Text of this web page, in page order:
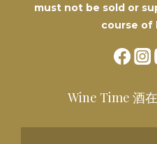
must not be sold or
course of
Wine Time 酒